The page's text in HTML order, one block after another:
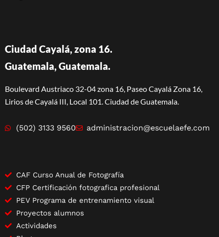
Ciudad Cayalá, zona 16.
Guatemala, Guatemala.
Boulevard Austriaco 32-04 zona 16, Paseo Cayalá Zona 16,
Lirios de Cayalá III, Local 101. Ciudad de Guatemala.
(502) 3133 9560 administracion@escuelaefe.com
CAF Curso Anual de Fotografía
CFP Certificación fotografica profesional
PEV Programa de entrenamiento visual
Proyectos alumnos
Actividades